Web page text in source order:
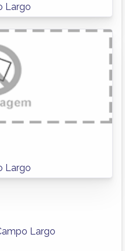
Largo
Largo
Largo